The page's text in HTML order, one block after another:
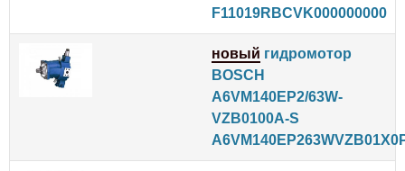
F11019RBCVK000000000
новый гидромотор
BOSCH
A6VM140EP2/63W-
VZB0100A-S